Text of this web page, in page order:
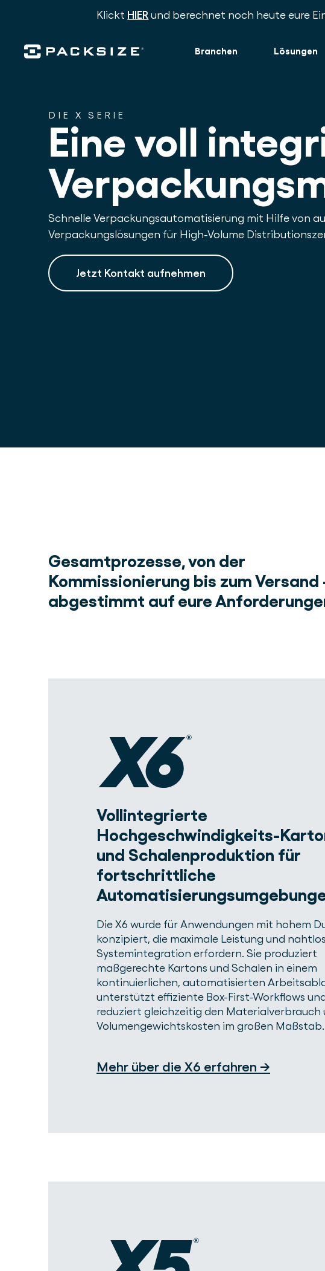
Klickt HIERund berechnet noch heute eure
Branchen Lösungen
DIE X SERIE
Eine voll
Schnelle Verpackungsautomatisierung mit Hilfe von
Verpackungslösungen für High-Volume
Jetzt Kontakt aufnehmen
Gesamtprozesse, von der
Kommissionierung bis zum Versand
abgestimmt auf eure
Vollintegrierte
Hochgeschwindigkeits-
und Schalenproduktion für
fortschrittliche
Die X6 wurde für Anwendungen mit hohem
konzipiert, die maximale Leistung und
Systemintegration erfordern. Sie produziert
maßgerechte Kartons und Schalen in einem
kontinuierlichen, automatisierten
unterstützt effiziente Box-First-Workflows
reduziert gleichzeitig den Materialverbrauch
Volumengewichtskosten im großen Maßstab.
Mehr über die X6 erfahren →